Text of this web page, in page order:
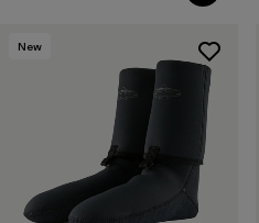
New